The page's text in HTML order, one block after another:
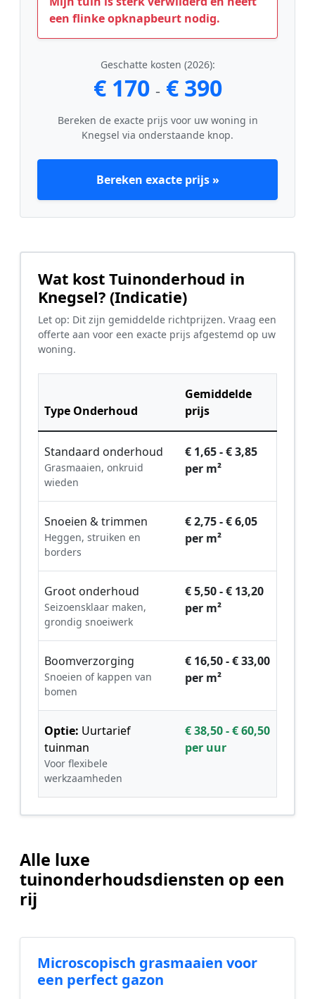
een flinke opknapbeurt nodig.
Geschatte kosten (2026):
€ 170 - € 390
Bereken de exacte prijs voor uw woning in
Knegsel via onderstaande knop.
Bereken exacte prijs »
Wat kost Tuinonderhoud in
Knegsel? (Indicatie)
Let op: Dit zijn gemiddelde richtprijzen. Vraag een
offerte aan voor een exacte prijs afgestemd op uw
woning.
Type Onderhoud
Gemiddelde
prijs
Standaard onderhoud
Grasmaaien, onkruid
wieden
€ 1,65 - € 3,85
per m²
Snoeien & trimmen
Heggen, struiken en
borders
€ 2,75 - € 6,05
per m²
Groot onderhoud
Seizoensklaar maken,
grondig snoeiwerk
€ 5,50 - € 13,20
per m²
Boomverzorging
Snoeien of kappen van
bomen
€ 16,50 - € 33,00
per m²
Optie: Uurtarief
tuinman
Voor flexibele
werkzaamheden
€ 38,50 - € 60,50
per uur
Alle luxe
tuinonderhoudsdiensten op een
rij
Microscopisch grasmaaien voor
een perfect gazon